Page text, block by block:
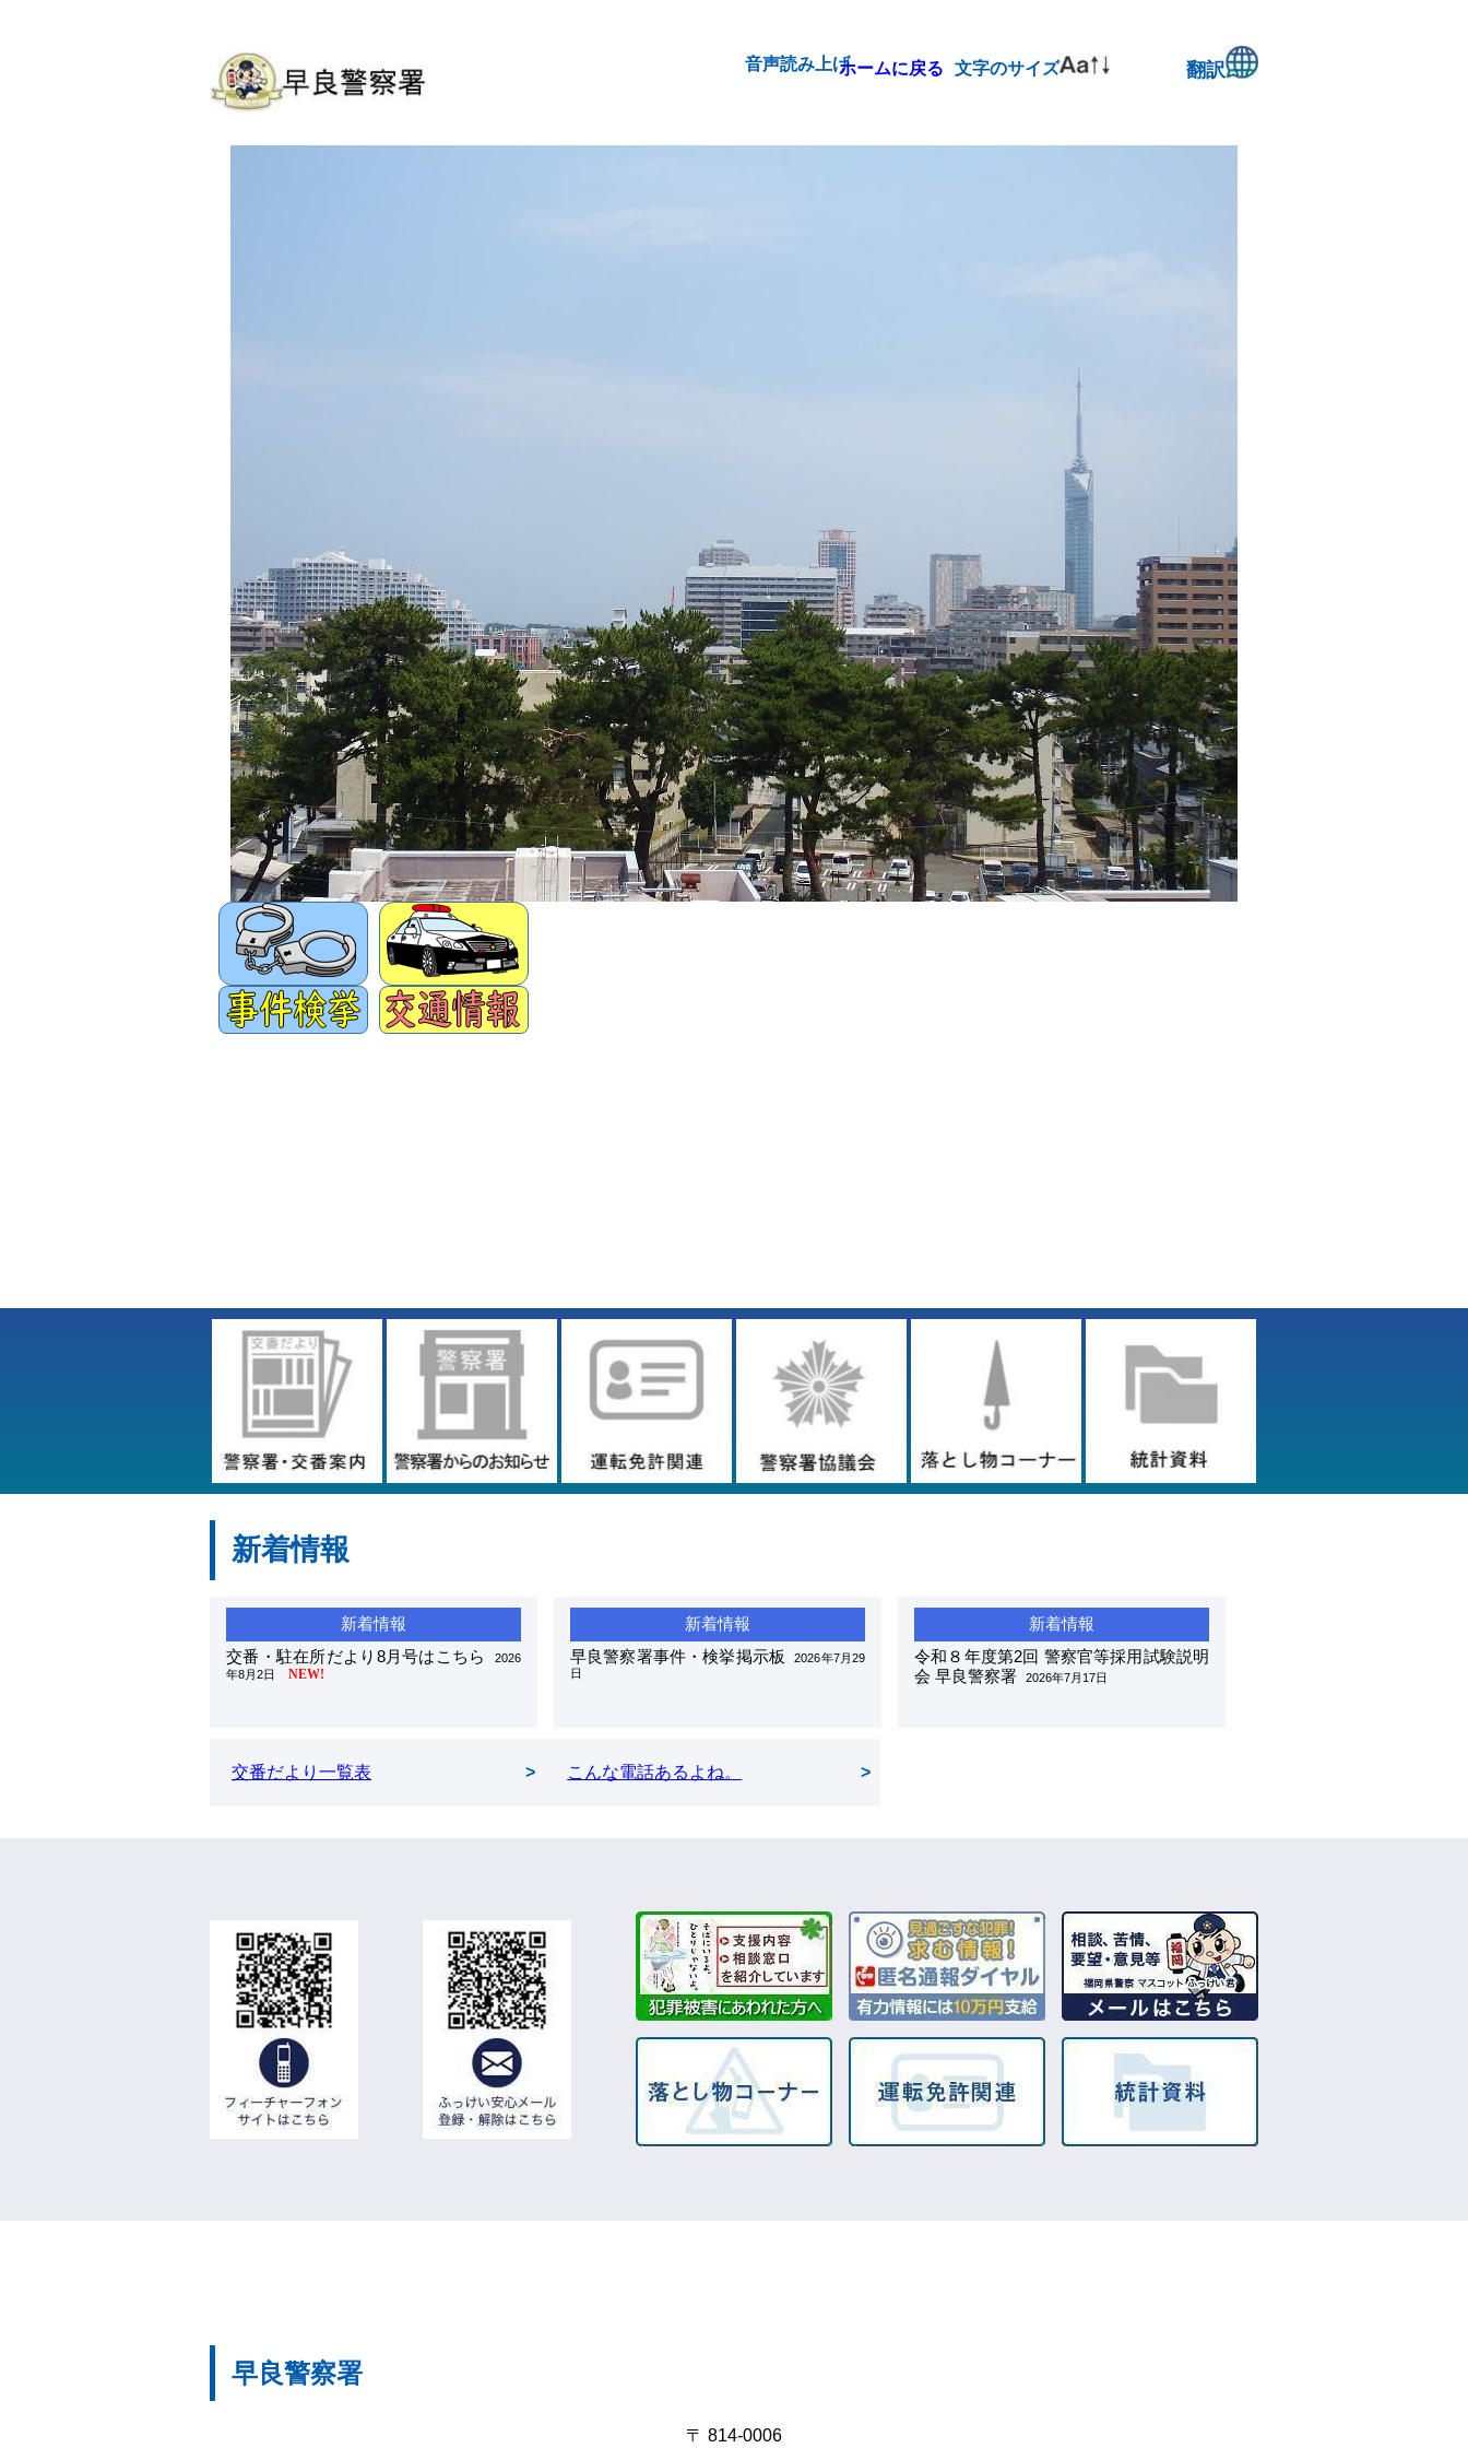
音声読み上げホームに戻る 文字のサイズ 翻訳
新着情報
交番・駐在所だより8月号はこちら
2026
年8月2日
NEW!
早良警察署事件・検挙掲示板
2026年7月29
日
令和８年度第2回 警察官等採用試験説明
会 早良警察署
2026年7月17日
交番だより一覧表 こんな電話あるよね。
早良警察署
〒 814-0006